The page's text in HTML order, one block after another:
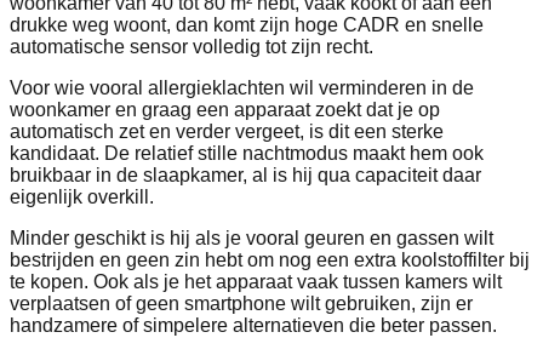
drukke weg woont, dan komt zijn hoge CADR en snelle
automatische sensor volledig tot zijn recht.
Voor wie vooral allergieklachten wil verminderen in de
woonkamer en graag een apparaat zoekt dat je op
automatisch zet en verder vergeet, is dit een sterke
kandidaat. De relatief stille nachtmodus maakt hem ook
bruikbaar in de slaapkamer, al is hij qua capaciteit daar
eigenlijk overkill.
Minder geschikt is hij als je vooral geuren en gassen wilt
bestrijden en geen zin hebt om nog een extra koolstoffilter bij
te kopen. Ook als je het apparaat vaak tussen kamers wilt
verplaatsen of geen smartphone wilt gebruiken, zijn er
handzamere of simpelere alternatieven die beter passen.